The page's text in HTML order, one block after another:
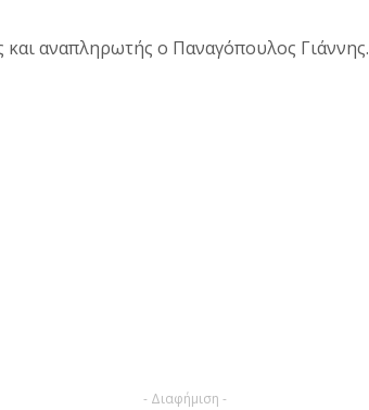
και αναπληρωτής ο Παναγόπουλος Γιάννης.
- Διαφήμιση -